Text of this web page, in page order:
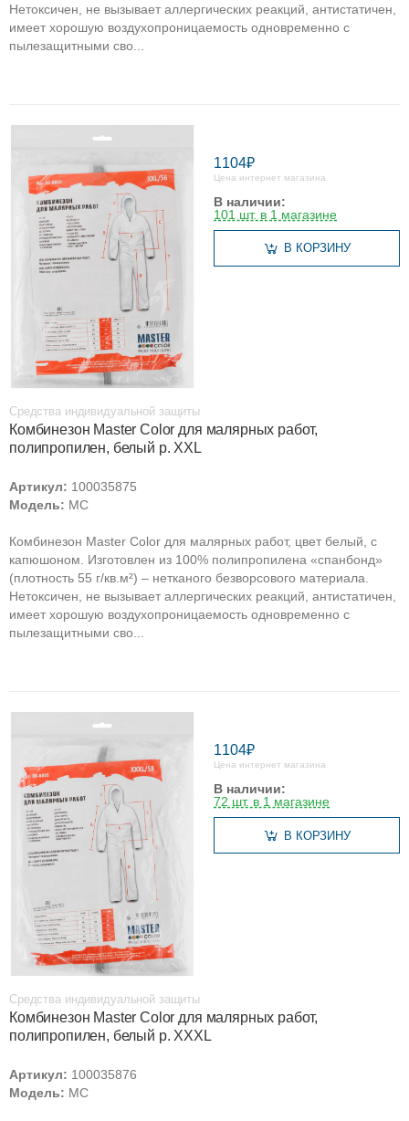
Нетоксичен, не вызывает аллергических реакций, антистатичен,
имеет хорошую воздухопроницаемость одновременно с
пылезащитными сво...
1104₽
Цена интернет магазина
В наличии:
101 шт. в 1 магазине
В КОРЗИНУ
Средства индивидуальной защиты
Комбинезон Master Color для малярных работ,
полипропилен, белый р. XXL
Артикул: 100035875
Модель: MC
Комбинезон Master Color для малярных работ, цвет белый, с
капюшоном. Изготовлен из 100% полипропилена «cпанбонд»
(плотность 55 г/кв.м²) – нетканого безворсового материала.
Нетоксичен, не вызывает аллергических реакций, антистатичен,
имеет хорошую воздухопроницаемость одновременно с
пылезащитными сво...
1104₽
Цена интернет магазина
В наличии:
72 шт. в 1 магазине
В КОРЗИНУ
Средства индивидуальной защиты
Комбинезон Master Color для малярных работ,
полипропилен, белый р. XXXL
Артикул: 100035876
Модель: MC